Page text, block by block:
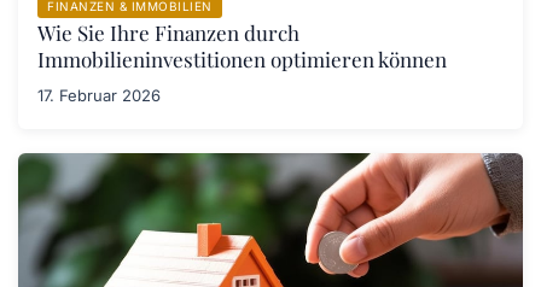
FINANZEN & IMMOBILIEN
Wie Sie Ihre Finanzen durch
Immobilieninvestitionen optimieren können
17. Februar 2026